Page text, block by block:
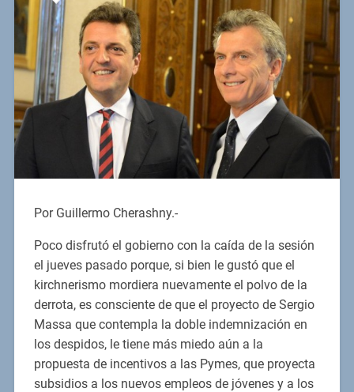
Por Guillermo Cherashny.-
Poco disfrutó el gobierno con la caída de la sesión
el jueves pasado porque, si bien le gustó que el
kirchnerismo mordiera nuevamente el polvo de la
derrota, es consciente de que el proyecto de Sergio
Massa que contempla la doble indemnización en
los despidos, le tiene más miedo aún a la
propuesta de incentivos a las Pymes, que proyecta
subsidios a los nuevos empleos de jóvenes y a los